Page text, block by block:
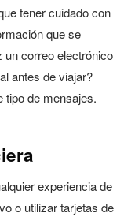
tener cuidado con
que se
un correo electrónico
antes de viajar?
tipo de mensajes.
experiencia de
o utilizar tarjetas de